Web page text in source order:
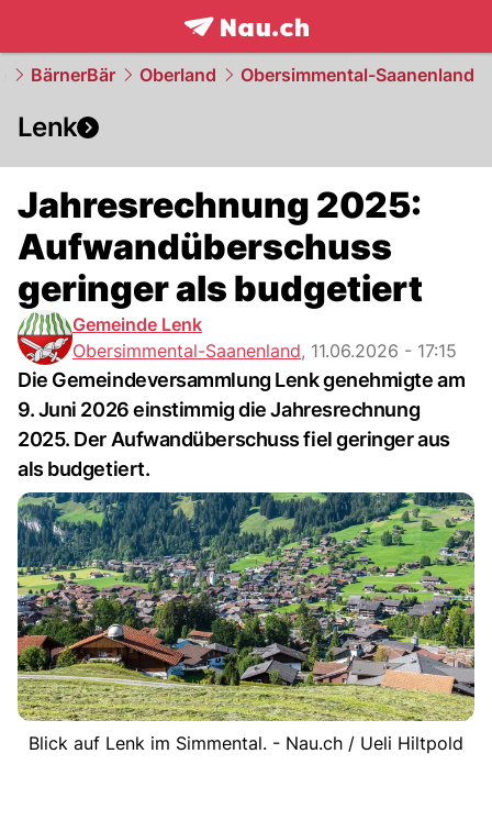
frontpage.NAU.ch
BärnerBär Oberland Obersimmental-Saanenland
Lenk
Jahresrechnung 2025:
Aufwandüberschuss
geringer als budgetiert
Gemeinde Lenk
Obersimmental-Saanenland, 11.06.2026 - 17:15
Die Gemeindeversammlung Lenk genehmigte am
9. Juni 2026 einstimmig die Jahresrechnung
2025. Der Aufwandüberschuss fiel geringer aus
als budgetiert.
Blick auf Lenk im Simmental. - Nau.ch / Ueli Hiltpold